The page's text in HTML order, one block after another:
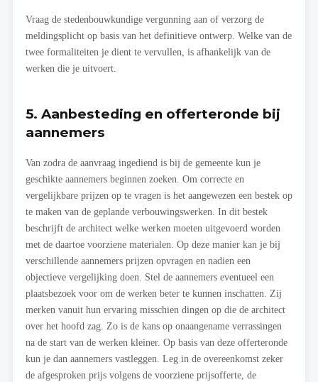
Vraag de stedenbouwkundige vergunning aan of verzorg de
meldingsplicht op basis van het definitieve ontwerp. Welke van de
twee formaliteiten je dient te vervullen, is afhankelijk van de
werken die je uitvoert.
5. Aanbesteding en offerteronde bij
aannemers
Van zodra de aanvraag ingediend is bij de gemeente kun je
geschikte aannemers beginnen zoeken. Om correcte en
vergelijkbare prijzen op te vragen is het aangewezen een bestek op
te maken van de geplande verbouwingswerken. In dit bestek
beschrijft de architect welke werken moeten uitgevoerd worden
met de daartoe voorziene materialen. Op deze manier kan je bij
verschillende aannemers prijzen opvragen en nadien een
objectieve vergelijking doen. Stel de aannemers eventueel een
plaatsbezoek voor om de werken beter te kunnen inschatten. Zij
merken vanuit hun ervaring misschien dingen op die de architect
over het hoofd zag. Zo is de kans op onaangename verrassingen
na de start van de werken kleiner. Op basis van deze offerteronde
kun je dan aannemers vastleggen. Leg in de overeenkomst zeker
de afgesproken prijs volgens de voorziene prijsofferte, de